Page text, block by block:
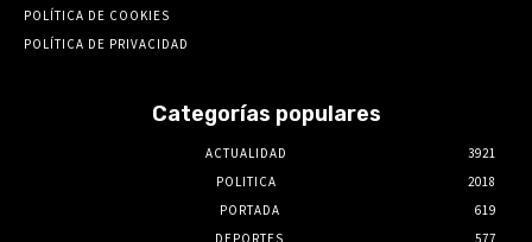
POLÍTICA DE COOKIES
POLÍTICA DE PRIVACIDAD
Categorías populares
ACTUALIDAD
3921
POLITICA
2018
PORTADA
619